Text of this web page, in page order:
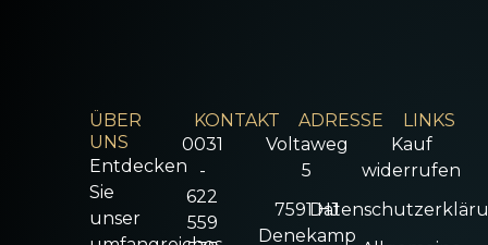
ÜBER
UNS
Entdecken
Sie
unser
KONTAKT
0031
-
622
559
ADRESSE
Voltaweg
5
7591 HJ
Denekamp
LINKS
Kauf
widerrufen